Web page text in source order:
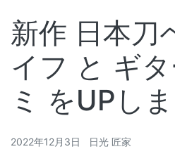
新作 日本刀
イフ と ギ
ミ をUPしま
2022年12月3日 日光 匠家